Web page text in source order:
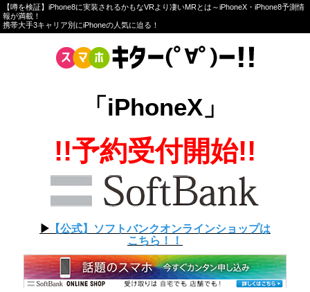
【噂を検証】iPhone8に実装されるかもなVRより凄いMRとは～iPhoneX・iPhone8予測情
報が満載！
携帯大手3キャリア別にiPhoneの人気に迫る！
「iPhoneX」
!!予約受付開始!!
▶︎ 【公式】ソフトバンクオンラインショップは
こちら！！